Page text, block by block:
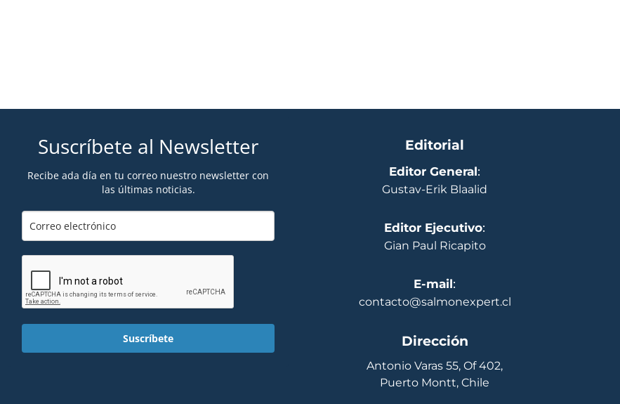
Suscríbete al Newsletter
Recibe ada día en tu correo nuestro newsletter con
las últimas noticias.
Suscríbete
Editorial
Editor General:
Gustav-Erik Blaalid
Editor Ejecutivo:
Gian Paul Ricapito
E-mail:
contacto@salmonexpert.cl
Dirección
Antonio Varas 55, Of 402,
Puerto Montt, Chile